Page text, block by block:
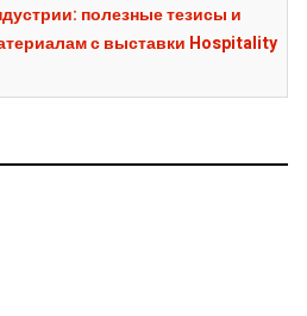
полезные тезисы и
с выставки Hospitality